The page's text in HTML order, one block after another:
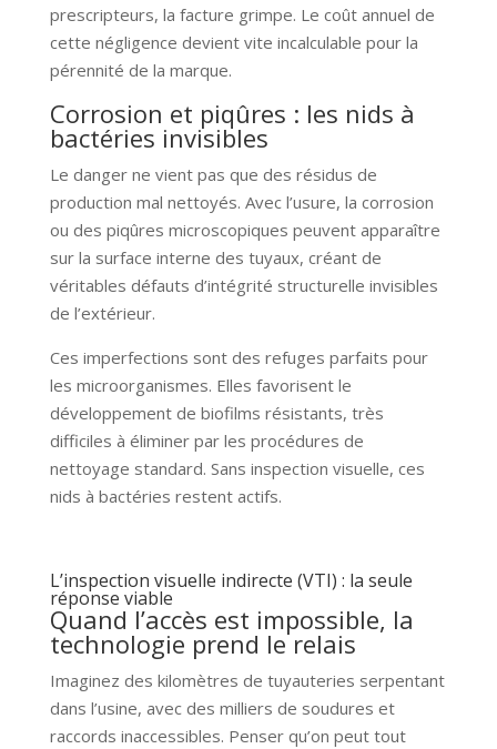
prescripteurs, la facture grimpe. Le coût annuel de
cette négligence devient vite incalculable pour la
pérennité de la marque.
Corrosion et piqûres : les nids à
bactéries invisibles
Le danger ne vient pas que des résidus de
production mal nettoyés. Avec l’usure, la corrosion
ou des piqûres microscopiques peuvent apparaître
sur la surface interne des tuyaux, créant de
véritables défauts d’intégrité structurelle invisibles
de l’extérieur.
Ces imperfections sont des refuges parfaits pour
les microorganismes. Elles favorisent le
développement de biofilms résistants, très
difficiles à éliminer par les procédures de
nettoyage standard. Sans inspection visuelle, ces
nids à bactéries restent actifs.
L’inspection visuelle indirecte (VTI) : la seule
réponse viable
Quand l’accès est impossible, la
technologie prend le relais
Imaginez des kilomètres de tuyauteries serpentant
dans l’usine, avec des milliers de soudures et
raccords inaccessibles. Penser qu’on peut tout